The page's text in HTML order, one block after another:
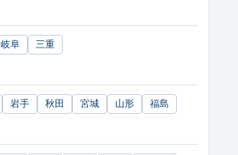
岐阜 三重
岩手 秋田 宮城 山形 福島